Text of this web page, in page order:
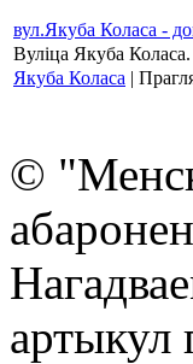
вул.Якуба Коласа -
Вуліца Якуба
Якуба Коласа |
©
артыкул